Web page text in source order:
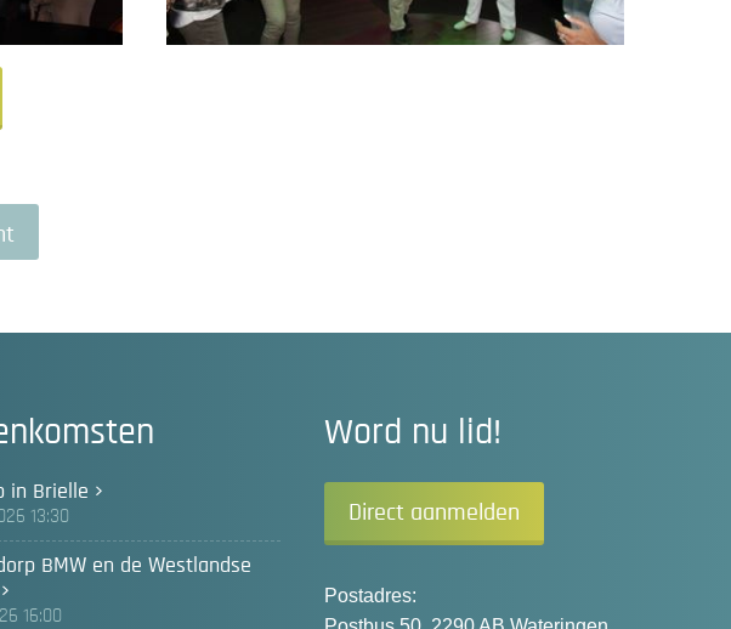
in Brielle
13:30
BMW en de Westlandse
16:00
Word nu lid!
Direct aanmelden
Postadres: